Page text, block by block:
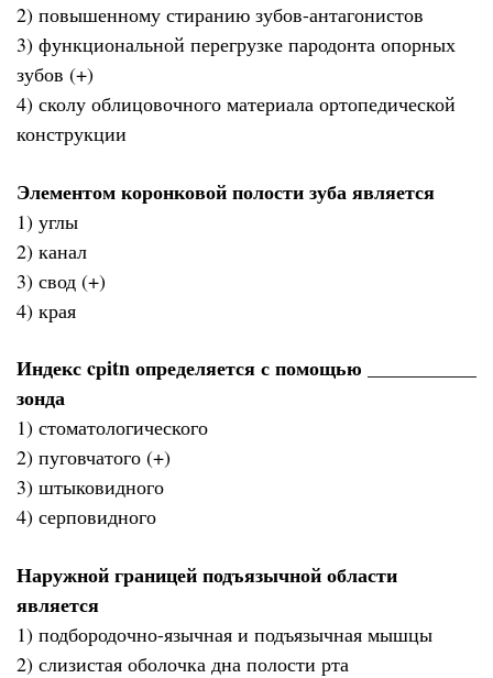
2) повышенному стиранию зубов-антагонистов
3) функциональной перегрузке пародонта опорных
зубов (+)
4) сколу облицовочного материала ортопедической
конструкции
Элементом коронковой полости зуба является
1) углы
2) канал
3) свод (+)
4) края
Индекс cрitn определяется с помощью ___________
зонда
1) стоматологического
2) пуговчатого (+)
3) штыковидного
4) серповидного
Наружной границей подъязычной области
является
1) подбородочно-язычная и подъязычная мышцы
2) слизистая оболочка дна полости рта